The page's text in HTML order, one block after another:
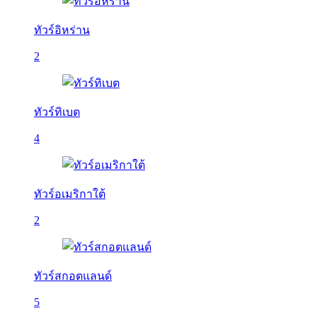
ทัวร์อิหร่าน
2
ทัวร์ทิเบต
4
ทัวร์อเมริกาใต้
2
ทัวร์สกอตแลนด์
5